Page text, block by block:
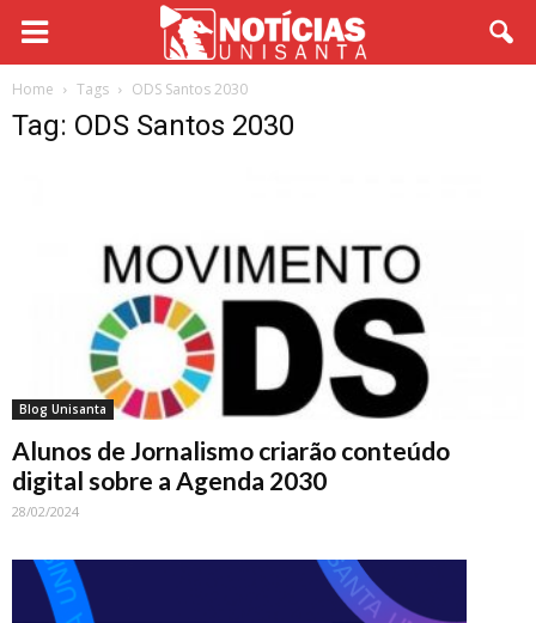
Home Tags ODS Santos 2030
Tag: ODS Santos 2030
Blog Unisanta
Alunos de Jornalismo criarão conteúdo
digital sobre a Agenda 2030
28/02/2024